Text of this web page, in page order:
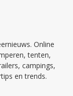
Online
tenten,
campings,
en trends.